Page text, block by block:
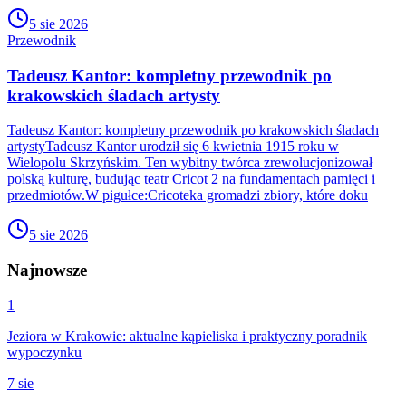
5 sie 2026
Przewodnik
Tadeusz Kantor: kompletny przewodnik po
krakowskich śladach artysty
Tadeusz Kantor: kompletny przewodnik po krakowskich śladach
artystyTadeusz Kantor urodził się 6 kwietnia 1915 roku w
Wielopolu Skrzyńskim. Ten wybitny twórca zrewolucjonizował
polską kulturę, budując teatr Cricot 2 na fundamentach pamięci i
przedmiotów.W pigułce:Cricoteka gromadzi zbiory, które doku
5 sie 2026
Najnowsze
1
Jeziora w Krakowie: aktualne kąpieliska i praktyczny poradnik
wypoczynku
7 sie